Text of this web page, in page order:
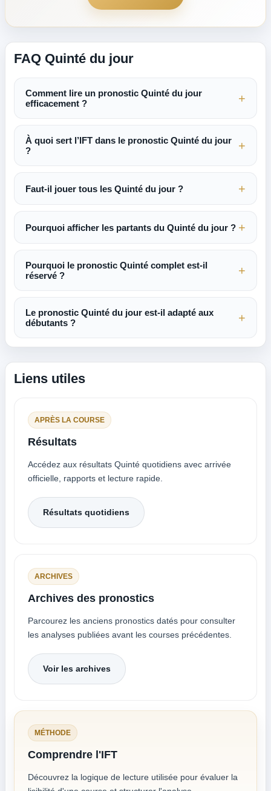
FAQ Quinté du jour
Comment lire un pronostic Quinté du jour
efficacement ?
À quoi sert l’IFT dans le pronostic Quinté du jour
?
Faut-il jouer tous les Quinté du jour ?
Pourquoi afficher les partants du Quinté du jour ?
Pourquoi le pronostic Quinté complet est-il
réservé ?
Le pronostic Quinté du jour est-il adapté aux
débutants ?
Liens utiles
APRÈS LA COURSE
Résultats
Accédez aux résultats Quinté quotidiens avec arrivée
officielle, rapports et lecture rapide.
Résultats quotidiens
ARCHIVES
Archives des pronostics
Parcourez les anciens pronostics datés pour consulter
les analyses publiées avant les courses précédentes.
Voir les archives
MÉTHODE
Comprendre l'IFT
Découvrez la logique de lecture utilisée pour évaluer la